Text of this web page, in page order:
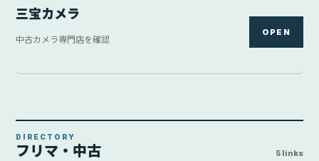
三宝カメラ
中古カメラ専門店を確認
OPEN
DIRECTORY
フリマ・中古 5 links